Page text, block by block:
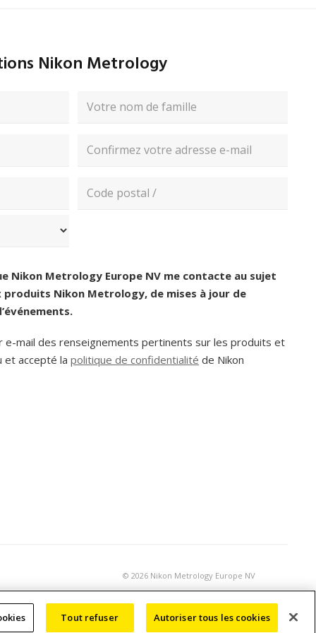
vidéo NEXIV
Afficher l’évènement
Nikon Metrology
l’e-
Nikon Metrology Europe NV me contacte au sujet
produits Nikon Metrology, de mises à jour de
e-mail des renseignements pertinents sur les produits et
et accepté la politique de confidentialité de Nikon
© 2026 Nikon Metrology Europe NV
Tout refuser Autoriser tous les cookies